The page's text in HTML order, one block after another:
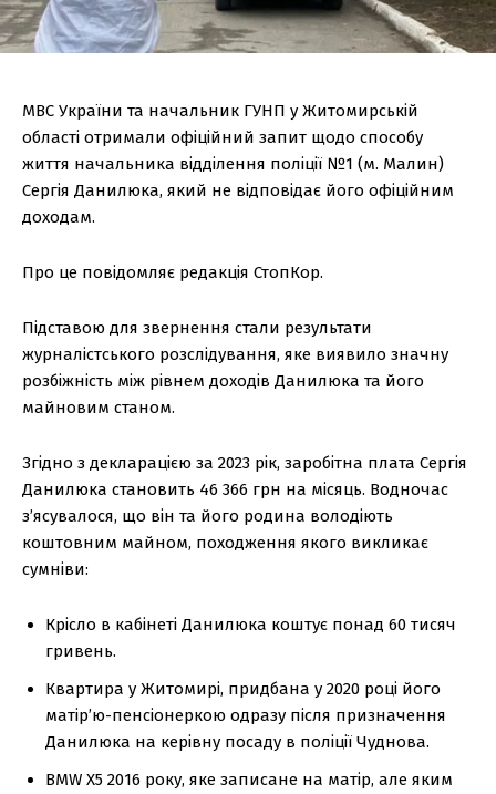
МВС України та начальник ГУНП у Житомирській
області отримали офіційний запит щодо способу
життя начальника відділення поліції №1 (м. Малин)
Сергія Данилюка, який не відповідає його офіційним
доходам.
Про це повідомляє редакція СтопКор.
Підставою для звернення стали результати
журналістського розслідування, яке виявило значну
розбіжність між рівнем доходів Данилюка та його
майновим станом.
Згідно з декларацією за 2023 рік, заробітна плата Сергія
Данилюка становить 46 366 грн на місяць. Водночас
з’ясувалося, що він та його родина володіють
коштовним майном, походження якого викликає
сумніви:
Крісло в кабінеті Данилюка коштує понад 60 тисяч
гривень.
Квартира у Житомирі, придбана у 2020 році його
матір’ю-пенсіонеркою одразу після призначення
Данилюка на керівну посаду в поліції Чуднова.
BMW X5 2016 року, яке записане на матір, але яким